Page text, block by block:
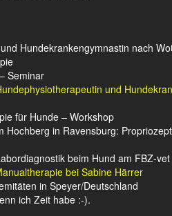
Hundekrankengymnastin nach
Seminar
und
für Hunde – Workshop
Hochberg in Ravensburg:
beim Hund am FBZ-
bei Sabine Härrer
in Speyer/Deutschland
ich Zeit habe :-).